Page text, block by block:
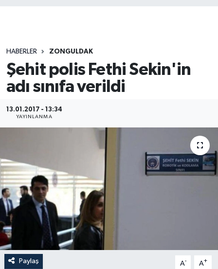
HABERLER ZONGULDAK
Şehit polis Fethi Sekin'in
adı sınıfa verildi
13.01.2017 - 13:34
YAYINLANMA
Paylaş A- A+
Kültür-Sanat
Magazin
Medya
Sinema
Sivil Toplum
Siyaset
Spor
Tarım
Son Dakika Haberleri
Haber Arşivi